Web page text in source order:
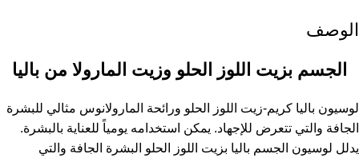
الوصف
الجسم بزيت اللوز الحلو وزيت المارولا من باليا
لوسيون باليا كريم-زيت اللوز الحلو ورائحة المارولانوس مثالي للبشرة
الجافة والتي تتعرض للإجهاد. يمكن استخدامه يومياً للعناية بالبشرة.
يدلل لوسيون الجسم باليا بزيت اللوز الحلو البشرة الجافة والتي